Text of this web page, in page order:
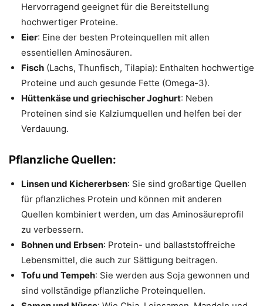
Hervorragend geeignet für die Bereitstellung
hochwertiger Proteine.
Eier: Eine der besten Proteinquellen mit allen
essentiellen Aminosäuren.
Fisch (Lachs, Thunfisch, Tilapia): Enthalten hochwertige
Proteine und auch gesunde Fette (Omega-3).
Hüttenkäse und griechischer Joghurt: Neben
Proteinen sind sie Kalziumquellen und helfen bei der
Verdauung.
Pflanzliche Quellen:
Linsen und Kichererbsen: Sie sind großartige Quellen
für pflanzliches Protein und können mit anderen
Quellen kombiniert werden, um das Aminosäureprofil
zu verbessern.
Bohnen und Erbsen: Protein- und ballaststoffreiche
Lebensmittel, die auch zur Sättigung beitragen.
Tofu und Tempeh: Sie werden aus Soja gewonnen und
sind vollständige pflanzliche Proteinquellen.